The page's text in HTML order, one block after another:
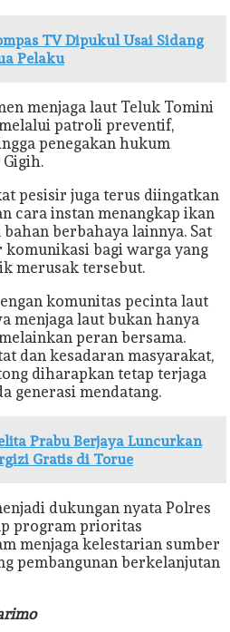
TV Dipukul Usai Sidang
Pelaku
menjaga laut Teluk Tomini
patroli preventif,
penegakan hukum
pesisir juga terus diingatkan
cara instan menangkap ikan
berbahaya lainnya. Sat
bagi warga yang
merusak tersebut.
komunitas pecinta laut
menjaga laut bukan hanya
peran bersama.
dan kesadaran masyarakat,
diharapkan tetap terjaga
generasi mendatang.
Prabu Berjaya Luncurkan
Gratis di Torue
dukungan nyata Polres
program prioritas
menjaga kelestarian sumber
pembangunan berkelanjutan